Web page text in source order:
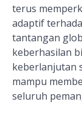
terus
adaptif
tantangan
keberhasilan
keberlanjutan
mampu
seluruh